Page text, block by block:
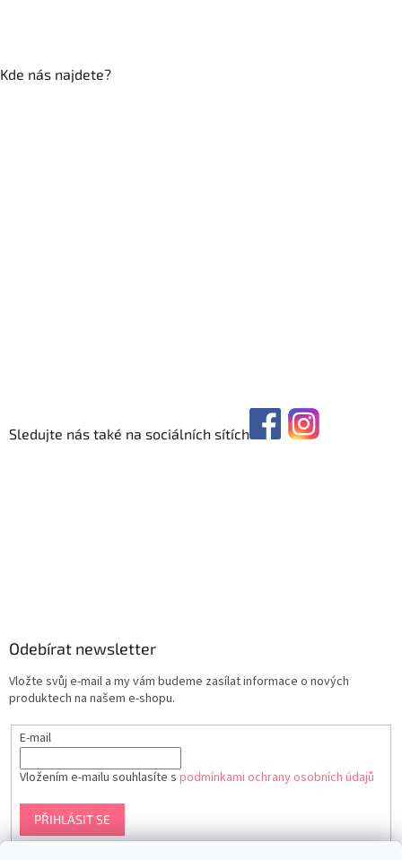
Kde nás najdete?
Sledujte nás také na sociálních sítích
Odebírat newsletter
Vložte svůj e-mail a my vám budeme zasílat informace o nových
produktech na našem e-shopu.
E-mail
Vložením e-mailu souhlasíte s podmínkami ochrany osobních údajů
PŘIHLÁSIT SE